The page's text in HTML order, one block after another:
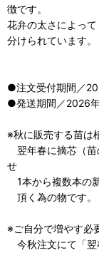
徴です。
花弁の太さによっ
分けられています。
●注文受付期間／
●発送期間／2026
※秋に販売する苗は
翌年春に摘芯（苗
せ
1本から複数本の
頂く為の物です。
※ご自分で増やす必
今秋注文にて「翌